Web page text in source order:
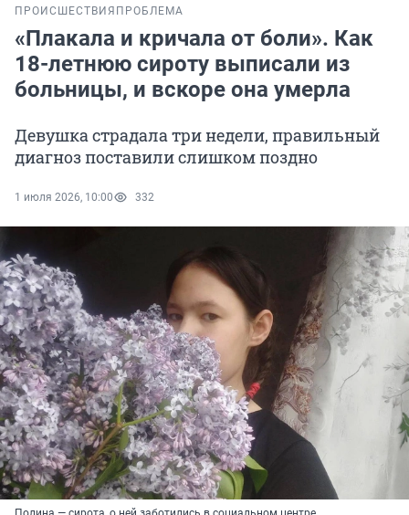
ПРОИСШЕСТВИЯ ПРОБЛЕМА
«Плакала и кричала от боли». Как
18-летнюю сироту выписали из
больницы, и вскоре она умерла
Девушка страдала три недели, правильный
диагноз поставили слишком поздно
1 июля 2026, 10:00 332